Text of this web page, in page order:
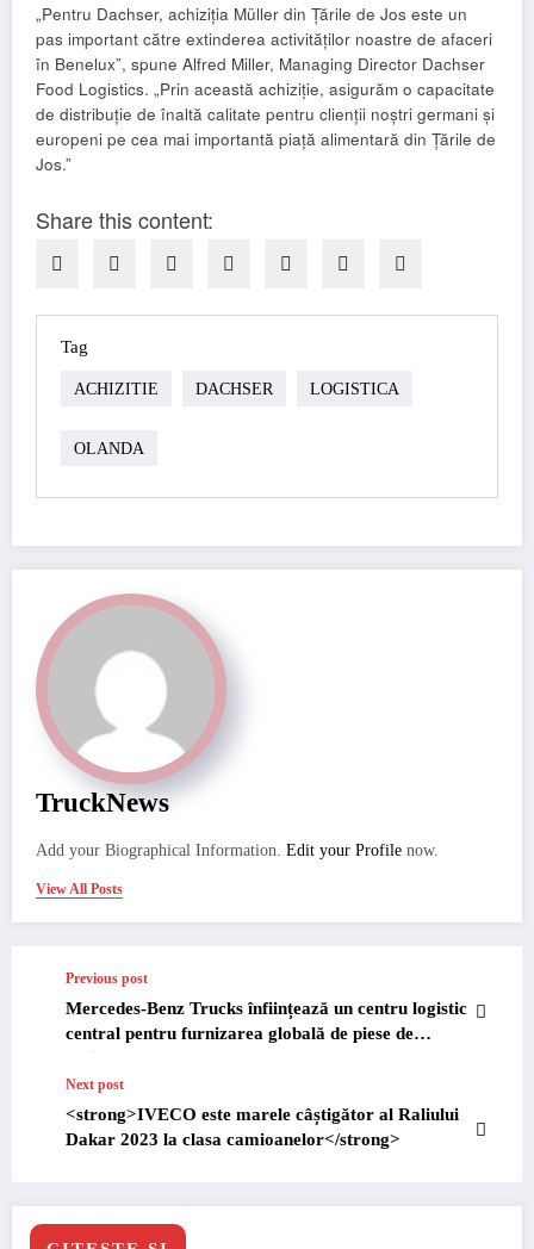
„Pentru Dachser, achiziția Müller din Țările de Jos este un
pas important către extinderea activităților noastre de afaceri
în Benelux”, spune Alfred Miller, Managing Director Dachser
Food Logistics. „Prin această achiziție, asigurăm o capacitate
de distribuție de înaltă calitate pentru clienții noștri germani și
europeni pe cea mai importantă piață alimentară din Țările de
Jos.”
Share this content:
Tag
ACHIZITIE DACHSER LOGISTICA
OLANDA
TruckNews
Add your Biographical Information. Edit your Profile now.
View All Posts
Previous post
Mercedes-Benz Trucks înființează un centru logistic
central pentru furnizarea globală de piese de
schimb
Next post
<strong>IVECO este marele câștigător al Raliului
Dakar 2023 la clasa camioanelor</strong>